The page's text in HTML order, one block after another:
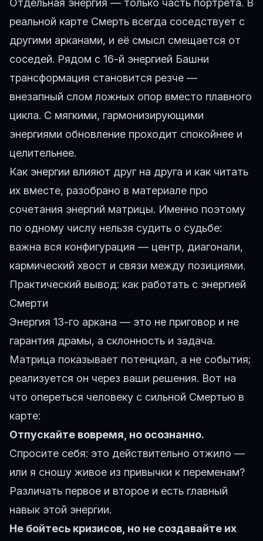
Отдельная энергия — только часть портрета. В
реальной карте Смерть всегда соседствует с
другими арканами, и её смысл смещается от
соседей. Рядом с 16-й энергией Башни
трансформация становится резче —
внезапный слом ложных опор вместо плавного
цикла. С мягкими, гармонизирующими
энергиями обновление проходит спокойнее и
целительнее.
Как энергии влияют друг на друга и как читать
их вместе, разобрано в материале про
сочетания энергий матрицы. Именно поэтому
по одному числу нельзя судить о судьбе:
важна вся конфигурация — центр, диагонали,
кармический хвост и связи между позициями.
Практический вывод: как работать с энергией
Смерти
Энергия 13-го аркана — это не приговор и не
гарантия драмы, а склонность и задача.
Матрица показывает потенциал, а не события;
реализуется он через ваши решения. Вот на
что опереться человеку с сильной Смертью в
карте:
Отпускайте вовремя, но осознанно.
Спросите себя: это действительно отжило —
или я сношу живое из привычки к переменам?
Различать первое и второе и есть главный
навык этой энергии.
Не бойтесь кризисов, но не создавайте их